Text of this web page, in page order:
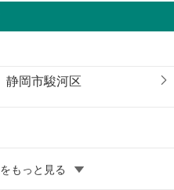
静岡市駿河区
もっと見る